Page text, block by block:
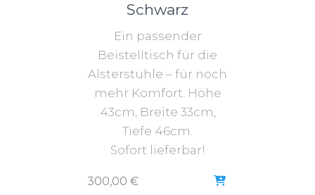
Schwarz
Ein passender
Beistelltisch für die
Alsterstühle – für noch
mehr Komfort. Höhe
43cm, Breite 33cm,
Tiefe 46cm.
Sofort lieferbar!
300,00 €